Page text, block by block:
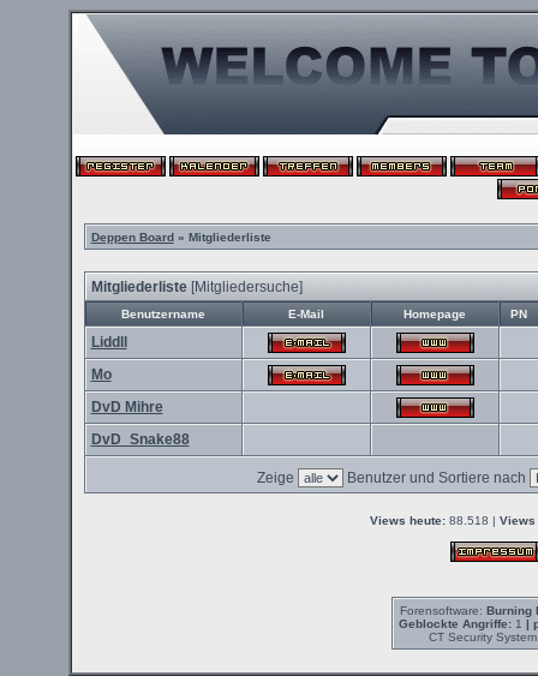
Deppen Board» Mitgliederliste
Mitgliederliste[Mitgliedersuche]
Benutzername E-Mail Homepage PN
Liddll
Mo
DvD Mihre
DvD_Snake88
Zeige Benutzer und Sortiere nach
Views heute:88.518 | Views
Forensoftware: Burning
Geblockte Angriffe:1 |
CT Security